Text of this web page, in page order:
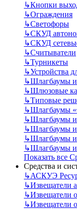
↳Кнопки
↳Ограждения
↳Светофоры
↳СКУД
↳СКУД
↳Считыватели
↳Турникеты
↳Устройства
↳Шлагбаумы и
↳Шлюзовые
↳Типовые
↳Шлагбаумы
↳Шлагбаумы и
↳Шлагбаумы и
↳Шлагбаумы и
↳Шлагбаумы и
Показать все
Средства и
↳АСКУЭ
↳Извещатели
↳Извещатели
↳Извещатели